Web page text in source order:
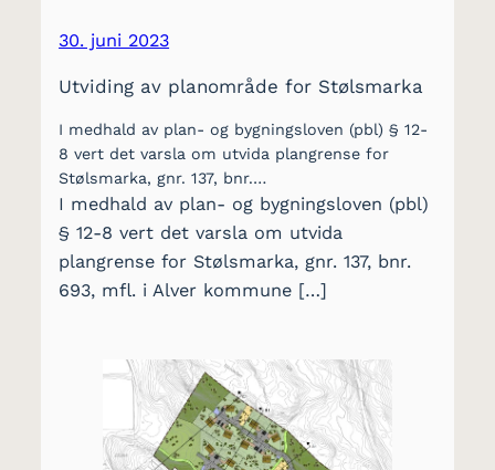
30. juni 2023
Utviding av planområde for Stølsmarka
I medhald av plan- og bygningsloven (pbl) § 12-
8 vert det varsla om utvida plangrense for
Stølsmarka, gnr. 137, bnr.…
I medhald av plan- og bygningsloven (pbl)
§ 12-8 vert det varsla om utvida
plangrense for Stølsmarka, gnr. 137, bnr.
693, mfl. i Alver kommune […]